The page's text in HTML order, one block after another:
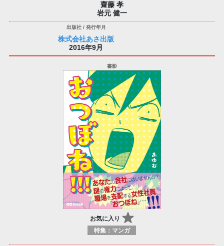
齋藤 孝
岩元 健一
株式会社あさ出版
2016年9月
お気に入り
特集：マンガ